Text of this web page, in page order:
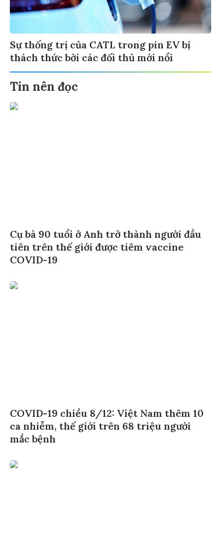
Sự thống trị của CATL trong pin EV bị
thách thức bởi các đối thủ mới nổi
Tin nên đọc
Cụ bà 90 tuổi ở Anh trở thành người đầu
tiên trên thế giới được tiêm vaccine
COVID-19
COVID-19 chiều 8/12: Việt Nam thêm 10
ca nhiễm, thế giới trên 68 triệu người
mắc bệnh